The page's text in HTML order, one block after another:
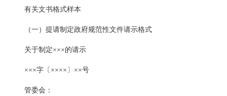
有关文书格式样本
（一）提请制定政府规范性文件请示格式
关于制定×××的请示
×××字〔××××〕××号
管委会：